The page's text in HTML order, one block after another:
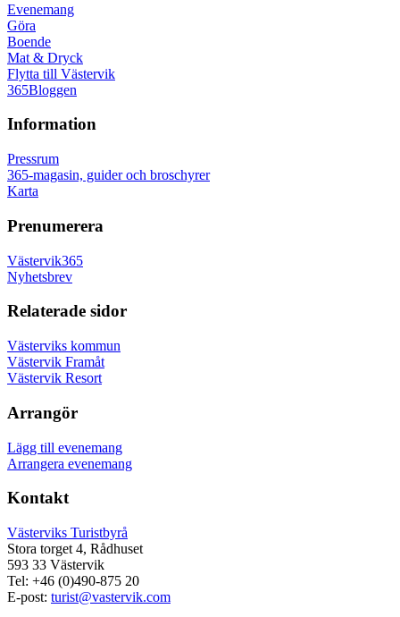
Evenemang
Göra
Boende
Mat & Dryck
Flytta till Västervik
365Bloggen
Information
Pressrum
365-magasin, guider och broschyrer
Karta
Prenumerera
Västervik365
Nyhetsbrev
Relaterade sidor
Västerviks kommun
Västervik Framåt
Västervik Resort
Arrangör
Lägg till evenemang
Arrangera evenemang
Kontakt
Västerviks Turistbyrå
Stora torget 4, Rådhuset
593 33 Västervik
Tel: +46 (0)490-875 20
E-post: turist@vastervik.com